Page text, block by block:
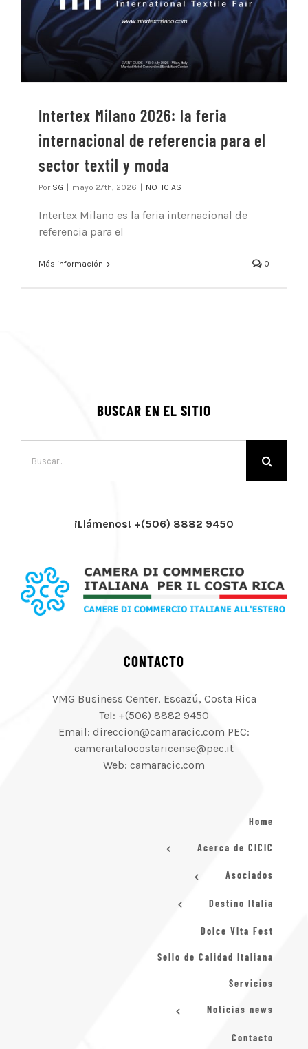
Intertex Milano 2026: la feria
internacional de referencia para el
sector textil y moda
Por SG mayo 27th, 2026 NOTICIAS
Intertex Milano es la feria internacional de
referencia para el
Más información 0
BUSCAR EN EL SITIO
¡Llámenos! +(506) 8882 9450
CONTACTO
VMG Business Center, Escazú, Costa Rica
Tel: +(506) 8882 9450
Email: direccion@camaracic.com PEC:
cameraitalocostaricense@pec.it
Web: camaracic.com
Home
Acerca de CICIC
Asociados
Destino Italia
Dolce VIta Fest
Sello de Calidad Italiana
Servicios
Noticias news
Contacto